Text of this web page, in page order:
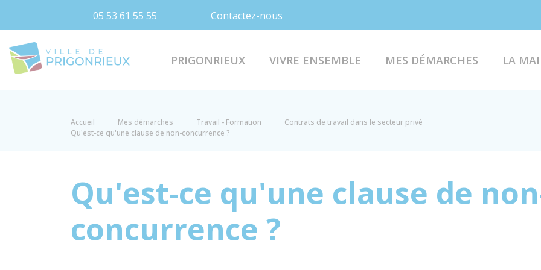
05 53 61 55 55 Contactez-nous
PRIGONRIEUX VIVRE ENSEMBLE MES DÉMARCHES LA
Accueil Mes démarches Travail - Formation
Contrats de travail dans le secteur privé
Qu'est-ce qu'une clause de non-concurrence ?
Qu'est-ce qu'une clause de
concurrence ?